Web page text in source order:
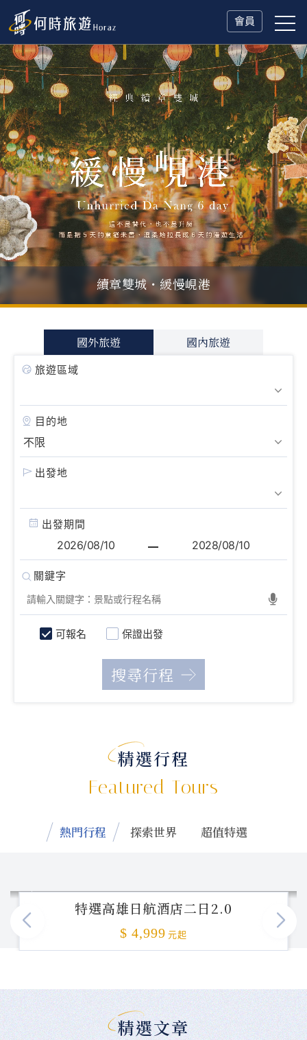
會員
瑞士鐵道．2027 深度之旅
國外旅遊 國內旅遊
旅遊區域
目的地
出發地
出發期間
可報名 保證出發
精選行程
Featured Tours
熱門行程 探索世界 超值特選
特選高雄日航酒店二日2.0
$ 4,999 元起
精選文章